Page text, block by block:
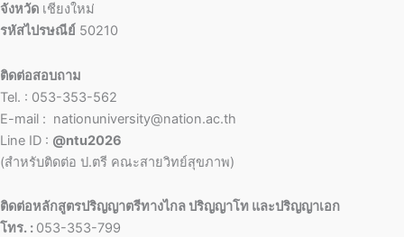
จังหวัด เชียงใหม่
รหัสไปรษณีย์ 50210
ติดต่อสอบถาม
Tel. : 053-353-562
E-mail : nationuniversity@nation.ac.th
Line ID : @ntu2026
(สำหรับติดต่อ ป.ตรี คณะสายวิทย์สุขภาพ)
ติดต่อหลักสูตรปริญญาตรีทางไกล ปริญญาโท และปริญญาเอก
โทร. : 053-353-799